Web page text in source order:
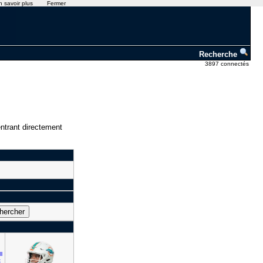
Recherche
3897 connectés
directement
savoir plus Fermer